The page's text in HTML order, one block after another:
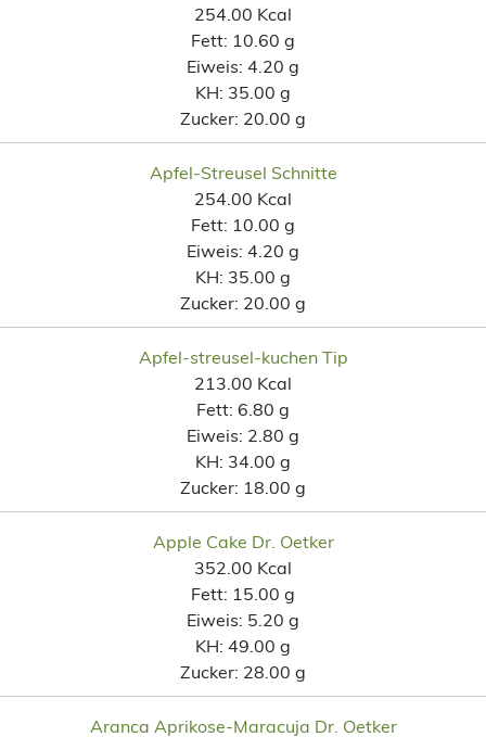
254.00 Kcal
Fett: 10.60 g
Eiweis: 4.20 g
KH: 35.00 g
Zucker: 20.00 g
Apfel-Streusel Schnitte
254.00 Kcal
Fett: 10.00 g
Eiweis: 4.20 g
KH: 35.00 g
Zucker: 20.00 g
Apfel-streusel-kuchen Tip
213.00 Kcal
Fett: 6.80 g
Eiweis: 2.80 g
KH: 34.00 g
Zucker: 18.00 g
Apple Cake Dr. Oetker
352.00 Kcal
Fett: 15.00 g
Eiweis: 5.20 g
KH: 49.00 g
Zucker: 28.00 g
Aranca Aprikose-Maracuja Dr. Oetker